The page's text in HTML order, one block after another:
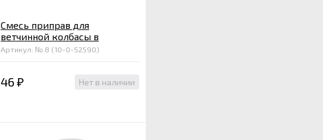
Смесь приправ для
ветчинной колбасы в
оболочке 20 гр.
Артикул: № 8 (10-0-52590)
46 ₽ Нет в наличии